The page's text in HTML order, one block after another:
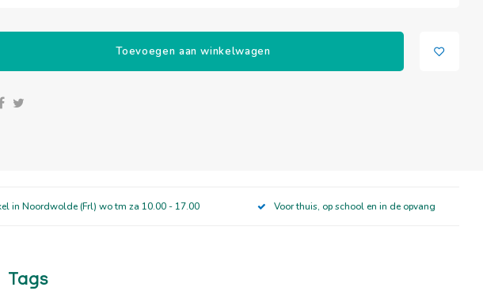
Toevoegen aan winkelwagen
in Noordwolde (Frl) wo tm za 10.00 - 17.00 Voor thuis, op school en in de opvang
Tags